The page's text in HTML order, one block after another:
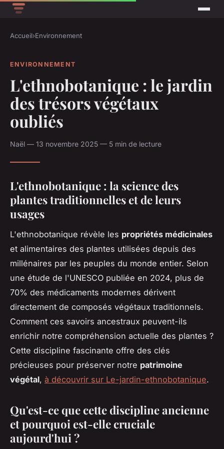
Accueil›Environnement
ENVIRONNEMENT
L'ethnobotanique : le jardin
des trésors végétaux
oubliés
Naël — 13 novembre 2025 — 5 min de lecture
L'ethnobotanique : la science des
plantes traditionnelles et de leurs
usages
L'ethnobotanique révèle les propriétés médicinales
et alimentaires des plantes utilisées depuis des
millénaires par les peuples du monde entier. Selon
une étude de l'UNESCO publiée en 2024, plus de
70% des médicaments modernes dérivent
directement de composés végétaux traditionnels.
Comment ces savoirs ancestraux peuvent-ils
enrichir notre compréhension actuelle des plantes ?
Cette discipline fascinante offre des clés
précieuses pour préserver notre patrimoine
végétal, à découvrir sur Le-jardin-ethnobotanique.
Qu'est-ce que cette discipline ancienne
et pourquoi est-elle cruciale
aujourd'hui ?